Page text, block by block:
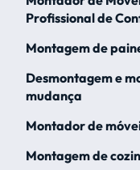
Profissional de
Montagem de
Desmontagem e
mudança
Montador de
Montagem de